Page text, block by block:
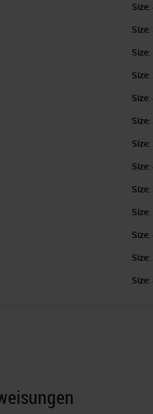
Size:
Size:
Size:
Size:
Size:
Size:
Size:
Size:
Size:
Size:
Size:
Size:
Size: